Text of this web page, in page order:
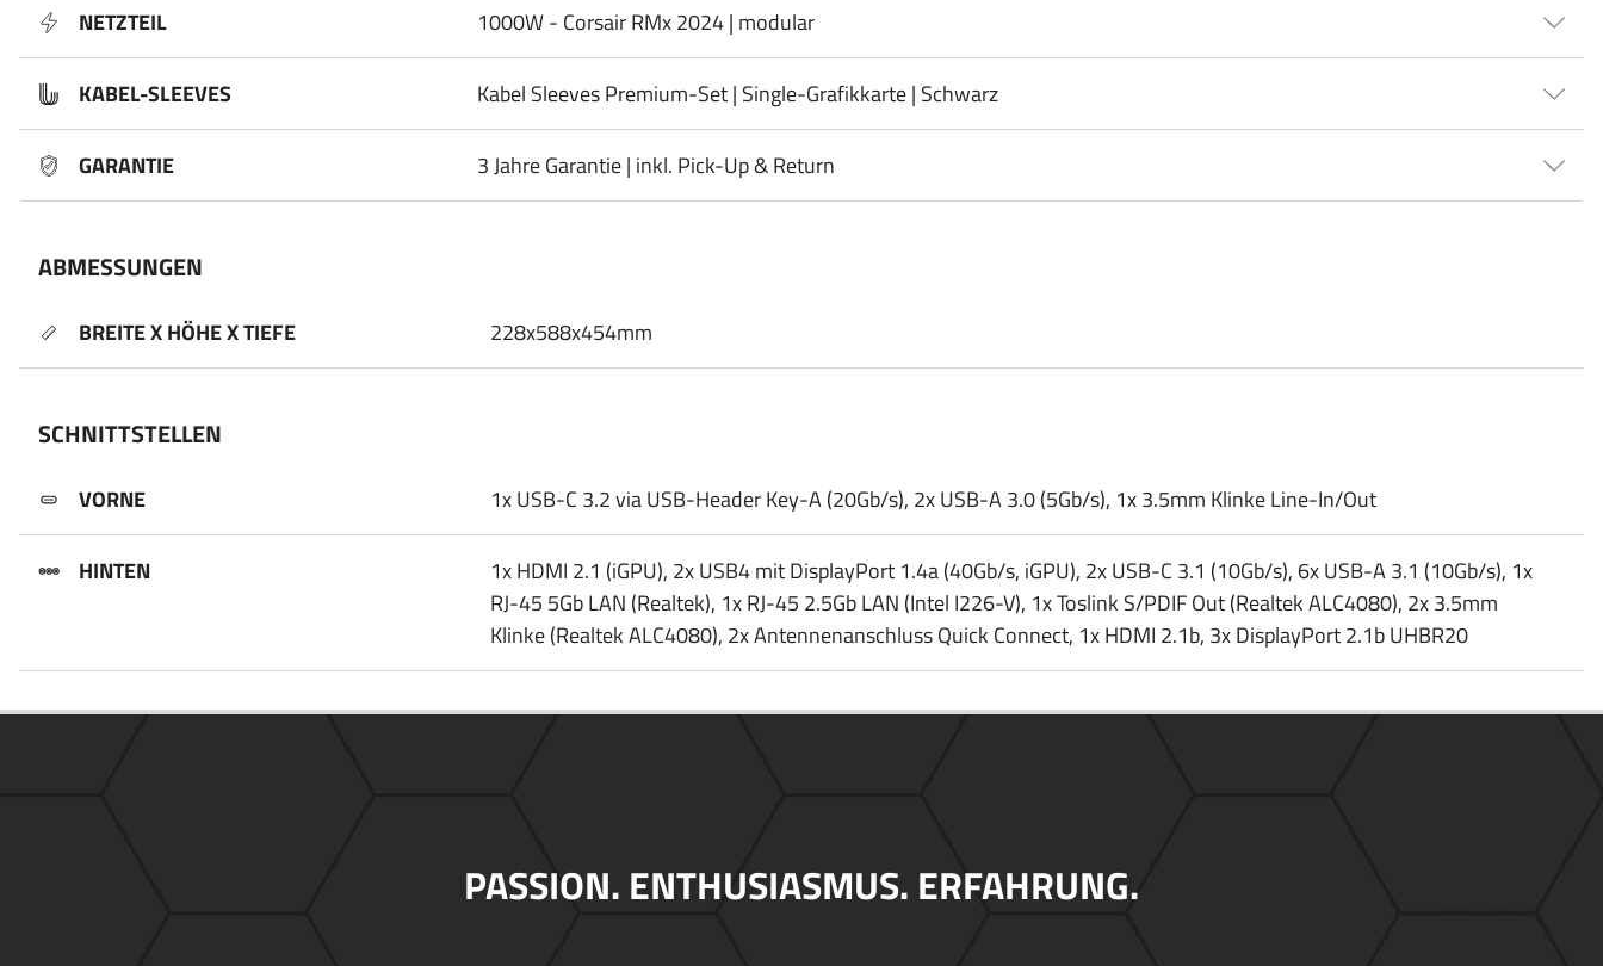
NETZTEIL 1000W - Corsair RMx 2024 | modular
KABEL-SLEEVES Kabel Sleeves Premium-Set | Single-Grafikkarte | Schwarz
GARANTIE 3 Jahre Garantie | inkl. Pick-Up & Return
ABMESSUNGEN
BREITE X HÖHE X TIEFE 228x588x454mm
SCHNITTSTELLEN
VORNE 1x USB-C 3.2 via USB-Header Key-A (20Gb/​s), 2x USB-A 3.0 (5Gb/​s), 1x 3.5mm Klinke Line-In/​Out
HINTEN
1x HDMI 2.1 (iGPU), 2x USB4 mit DisplayPort 1.4a (40Gb/​s, iGPU), 2x USB-C 3.1 (10Gb/​s), 6x USB-A 3.1 (10Gb/​s), 1x
RJ-45 5Gb LAN (Realtek), 1x RJ-45 2.5Gb LAN (Intel I226-V), 1x Toslink S/​PDIF Out (Realtek ALC4080), 2x 3.5mm
Klinke (Realtek ALC4080), 2x Antennenanschluss Quick Connect, 1x HDMI 2.1b, 3x DisplayPort 2.1b UHBR20
PASSION. ENTHUSIASMUS. ERFAHRUNG.